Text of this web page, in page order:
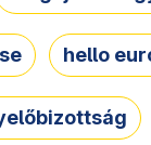
hello